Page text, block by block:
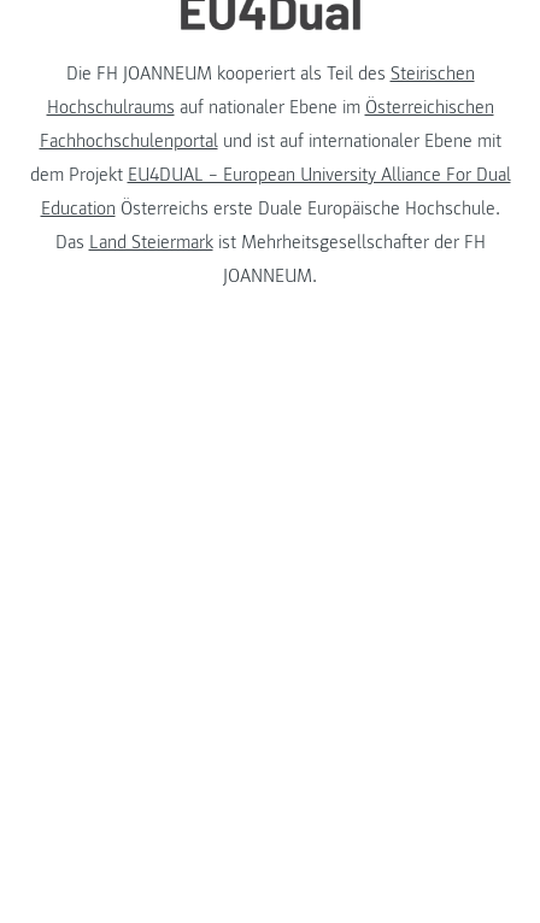
Die FH JOANNEUM kooperiert als Teil des Steirischen
Hochschulraums auf nationaler Ebene im Österreichischen
Fachhochschulenportalund ist auf internationaler Ebene mit
dem Projekt EU4DUAL – European University Alliance For Dual
Education Österreichs erste Duale Europäische Hochschule.
Das Land Steiermarkist Mehrheitsgesellschafter der FH
JOANNEUM.